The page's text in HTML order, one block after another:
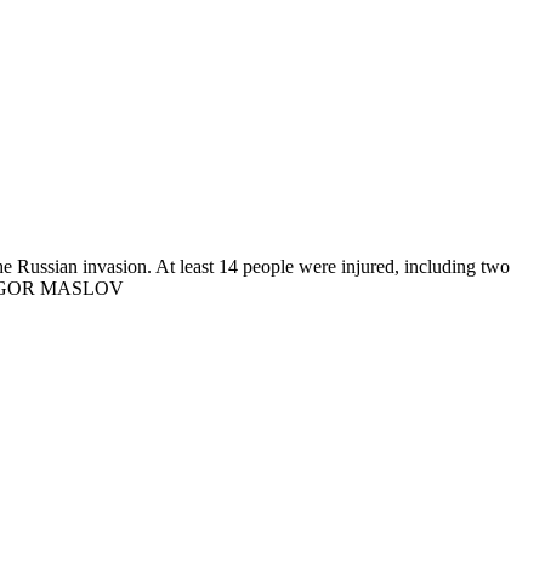
Russian invasion. At least 14 people were injured, including two
MASLOV